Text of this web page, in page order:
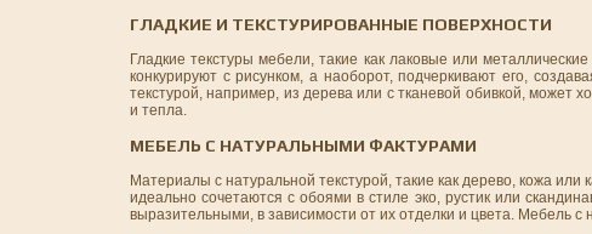
ГЛАДКИЕ И ТЕКСТУРИРОВАННЫЕ ПОВЕРХНОСТИ
Гладкие текстуры мебели, такие как лаковые или
конкурируют с рисунком, а наоборот, подчеркивают его,
текстурой, например, из дерева или с тканевой обивкой,
и тепла.
МЕБЕЛЬ С НАТУРАЛЬНЫМИ ФАКТУРАМИ
Материалы с натуральной текстурой, такие как дерево, кожа
идеально сочетаются с обоями в стиле эко, рустик или
выразительными, в зависимости от их отделки и цвета. Мебель